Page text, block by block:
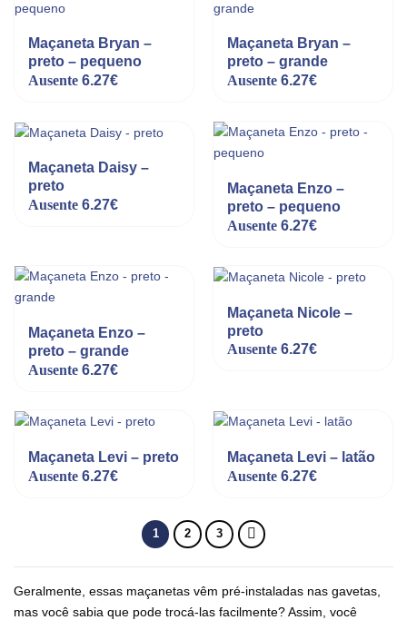
Maçaneta Bryan –
preto – pequeno
Ausente 6.27€
Maçaneta Bryan –
preto – grande
Ausente 6.27€
Maçaneta Daisy –
preto
Ausente 6.27€
Maçaneta Enzo –
preto – pequeno
Ausente 6.27€
Maçaneta Enzo –
preto – grande
Ausente 6.27€
Maçaneta Nicole –
preto
Ausente 6.27€
Maçaneta Levi – preto
Ausente 6.27€
Maçaneta Levi – latão
Ausente 6.27€
1 2 3
Geralmente, essas maçanetas vêm pré-instaladas nas gavetas,
mas você sabia que pode trocá-las facilmente? Assim, você